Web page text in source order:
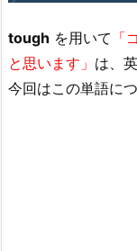
tough を用いて 「
と思います」 は、
今回はこの単語に